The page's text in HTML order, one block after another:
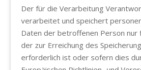
Der für die Verarbeitung
verarbeitet und speichert
Daten der betroffenen Person nur
der zur Erreichung des
erforderlich ist oder sofern dies